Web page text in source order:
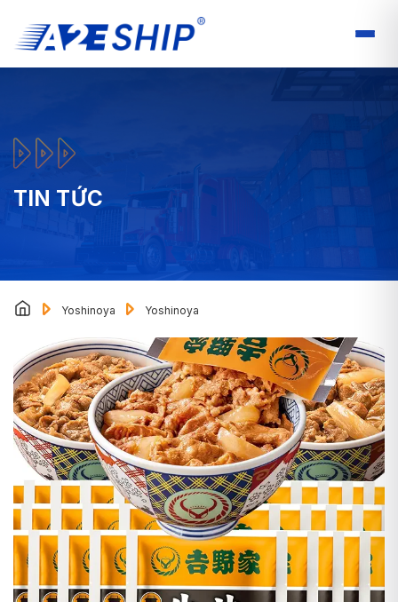
TIN TỨC
Yoshinoya Yoshinoya